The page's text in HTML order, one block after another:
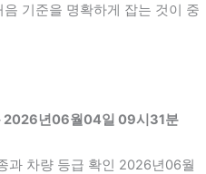
기준을 명확하게 잡는 것이 중
2026년06월04일 09시31분
과 차량 등급 확인 2026년06월